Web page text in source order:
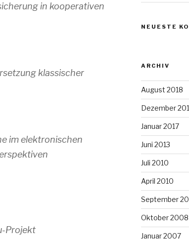
in kooperativen
klassischer
im elektronischen
Projekt
NEUESTE
ARCHIV
August 2018
Dezember
Januar 2017
Juni 2013
Juli 2010
April 2010
September
Oktober 2008
Januar 2007